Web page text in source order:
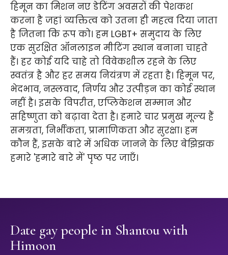
हिमून का मिशन नए डेटिंग अवसरों की पेशकश
करना है जहां व्यक्तित्व को उतना ही महत्व दिया जाता
है जितना कि रूप को। हम LGBT+ समुदाय के लिए
एक सुरक्षित ऑनलाइन मीटिंग स्थान बनाना चाहते
हैं। हर कोई यदि चाहे तो विवेकशील रहने के लिए
स्वतंत्र है और हर समय नियंत्रण में रहता है। हिमून पर,
भेदभाव, नस्लवाद, निर्णय और उत्पीड़न का कोई स्थान
नहीं है। इसके विपरीत, एप्लिकेशन सम्मान और
सहिष्णुता को बढ़ावा देता है। हमारे चार प्रमुख मूल्य हैं
समग्रता, निर्भीकता, प्रामाणिकता और सुरक्षा। हम
कौन हैं, इसके बारे में अधिक जानने के लिए बेझिझक
हमारे 'हमारे बारे में' पृष्ठ पर जाएँ।
Date gay people in Shantou with
Himoon